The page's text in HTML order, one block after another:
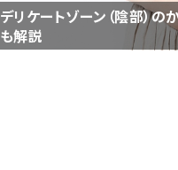
デリケートゾーン（陰部）
も解説